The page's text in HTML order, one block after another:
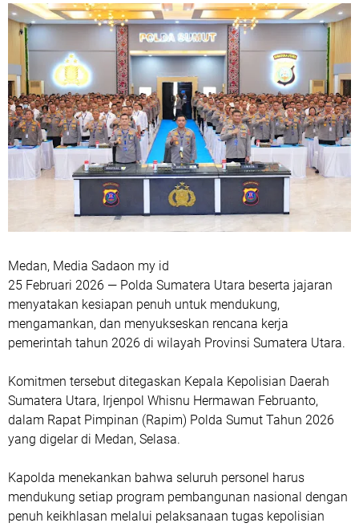
Medan, Media Sadaon my id
25 Februari 2026 — Polda Sumatera Utara beserta jajaran
menyatakan kesiapan penuh untuk mendukung,
mengamankan, dan menyukseskan rencana kerja
pemerintah tahun 2026 di wilayah Provinsi Sumatera Utara.
Komitmen tersebut ditegaskan Kepala Kepolisian Daerah
Sumatera Utara, Irjenpol Whisnu Hermawan Februanto,
dalam Rapat Pimpinan (Rapim) Polda Sumut Tahun 2026
yang digelar di Medan, Selasa.
Kapolda menekankan bahwa seluruh personel harus
mendukung setiap program pembangunan nasional dengan
penuh keikhlasan melalui pelaksanaan tugas kepolisian